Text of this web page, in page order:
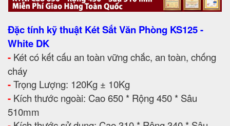
Đặc tính kỹ thuật Két Sắt Văn Phòng KS125 -
White DK
- Két có kết cấu an toàn vững chắc, an toàn, chống
cháy
-Trọng Lượng: 120Kg ± 10Kg
- Kích thước ngoài: Cao 650 * Rộng 450 * Sâu
510mm